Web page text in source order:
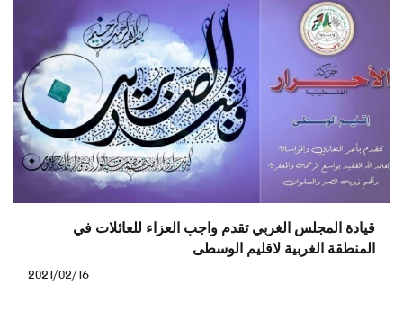
قيادة المجلس الغربي تقدم واجب العزاء للعائلات في
المنطقة الغربية لاقليم الوسطى